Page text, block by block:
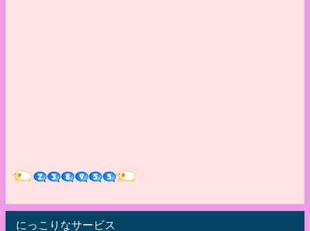
にっこりなサービス